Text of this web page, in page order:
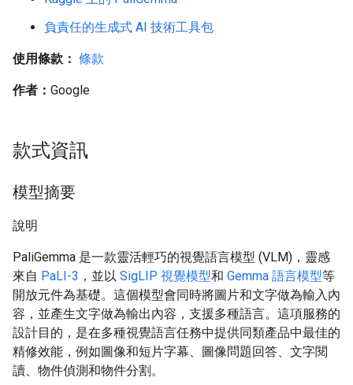
負責任的生成式 AI 技術工具包
使用條款： 條款
作者： Google
款式資訊
模型摘要
說明
PaliGemma 是一款靈活輕巧的視覺語言模型 (VLM)，靈感
來自 PaLI-3 ，並以 SigLIP 視覺模型和 Gemma 語言模型等
開放元件為基礎。這個模型會同時將圖片和文字做為輸入內
容，並產生文字做為輸出內容，支援多種語言。這項服務的
設計目的，是在多種視覺語言任務中提供同類產品中最佳的
精修效能，例如圖像和短片字幕、圖像問題回答、文字閱
讀、物件偵測和物件分割。